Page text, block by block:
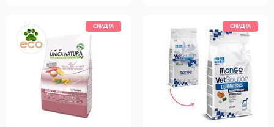
СКИДКА СКИДКА